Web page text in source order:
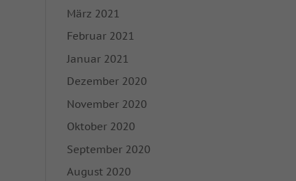
März 2021
Februar 2021
Januar 2021
Dezember 2020
November 2020
Oktober 2020
September 2020
August 2020